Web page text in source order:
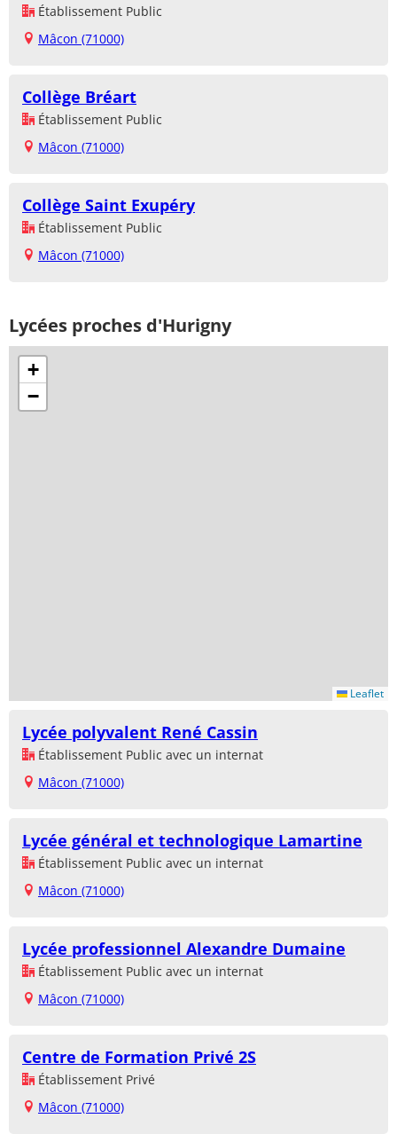
Établissement Public
Mâcon (71000)
Collège Bréart
Établissement Public
Mâcon (71000)
Collège Saint Exupéry
Établissement Public
Mâcon (71000)
Lycées proches d'Hurigny
+
−
Leaflet
Lycée polyvalent René Cassin
Établissement Public avec un internat
Mâcon (71000)
Lycée général et technologique Lamartine
Établissement Public avec un internat
Mâcon (71000)
Lycée professionnel Alexandre Dumaine
Établissement Public avec un internat
Mâcon (71000)
Centre de Formation Privé 2S
Établissement Privé
Mâcon (71000)